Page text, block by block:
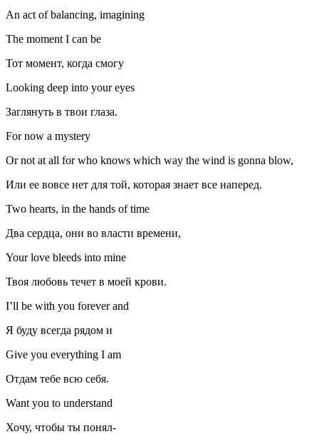
An act of balancing, imagining
The moment I can be
Тот момент, когда смогу
Looking deep into your eyes
Заглянуть в твои глаза.
For now a mystery
Or not at all for who knows which way the wind is gonna blow,
Или ее вовсе нет для той, которая знает все наперед.
Two hearts, in the hands of time
Два сердца, они во власти времени,
Your love bleeds into mine
Твоя любовь течет в моей крови.
I’ll be with you forever and
Я буду всегда рядом и
Give you everything I am
Отдам тебе всю себя.
Want you to understand
Хочу, чтобы ты понял-